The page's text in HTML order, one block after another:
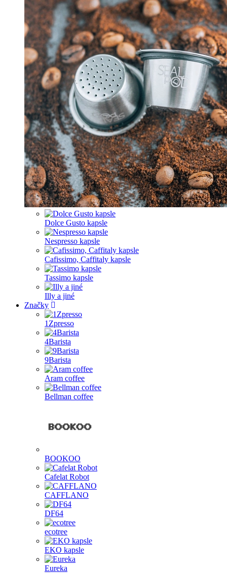
Dolce Gusto kapsle
Nespresso kapsle
Cafissimo, Caffitaly kapsle
Tassimo kapsle
Illy a jiné
Značky
1Zpresso
4Barista
9Barista
Aram coffee
Bellman coffee
BOOKOO
Cafelat Robot
CAFFLANO
DF64
ecotree
EKO kapsle
Eureka